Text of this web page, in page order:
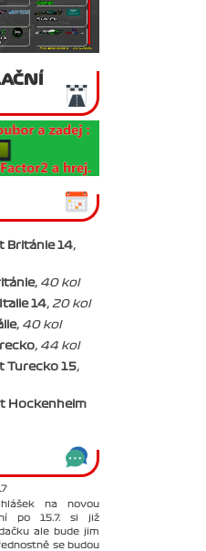
Británie 14,
, 40 kol
14, 20 kol
, 40 kol
, 44 kol
Turecko 15,
Hockenheim
na novou
po 15.7. si již
ale bude jim
se budou